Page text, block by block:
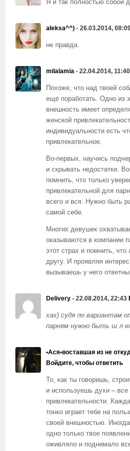
Я и так полностью собой
aIeksa^^) - 26.03.2014,
не правда.
milalamia - 22.04.2014, 11:40
Похоже, что над твоей
еще поработать. Одно из
внешность имеет
женской
индивидуальности есть
привлекательное.
Во-первых, научись
и скрывать недостатки.
помнить, что только
привлекательной для
всего и вся. Нужно быть
самой себе.
Многих девушек
оказываются в компании
этот страх и помнить,
другу. И проявляя
вызываешь у него
Delivery - 22.08.2014, 22:43
хах) судя по вариантам
парням нужно быть ш л
•Ася•воставшая из не
Войдите, чтобы ответить
То, как ты говоришь,
и используешь духи – все
привлекательности.
тонко играет тебе на
своей внешностью.
одно только твое
оживляло и поднимало